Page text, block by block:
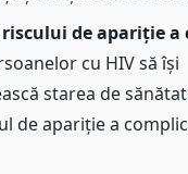
riscului de apariție
cu HIV să își
starea de
de apariție a